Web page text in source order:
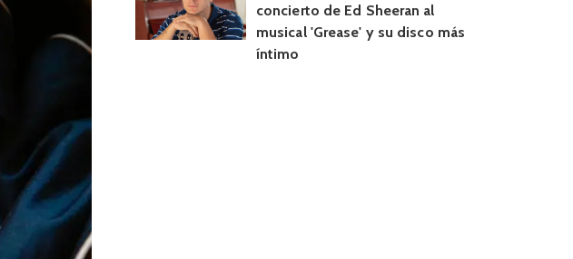
concierto de Ed Sheeran al
musical 'Grease' y su disco más
íntimo